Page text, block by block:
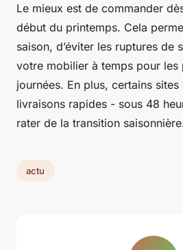
Le mieux est de commander
début du printemps. Cela
saison, d’éviter les ruptures de
votre mobilier à temps pour les
journées. En plus, certains
livraisons rapides - sous 48
rater de la transition
actu